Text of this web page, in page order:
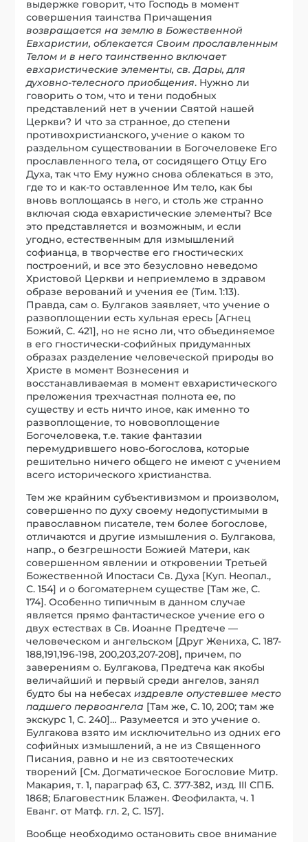
выдержке говорит, что Господь в момент
совершения таинства Причащения
возвращается на землю в Божественной
Евхаристии, облекается Своим прославленным
Телом и в него таинственно включает
евхаристические элементы, св. Дары, для
духовно-телесного приобщения. Нужно ли
говорить о том, что и тени подобных
представлений нет в учении Святой нашей
Церкви? И что за странное, до степени
противохристианского, учение о каком то
раздельном существовании в Богочеловеке Его
прославленного тела, от сосидящего Отцу Его
Духа, так что Ему нужно снова облекаться в это,
где то и как-то оставленное Им тело, как бы
вновь воплощаясь в него, и столь же странно
включая сюда евхаристические элементы? Все
это представляется и возможным, и если
угодно, естественным для измышлений
софианца, в творчестве его гностических
построений, и все это безусловно неведомо
Христовой Церкви и неприемлемо в здравом
образе верований и учения ее (Тим. 1:13).
Правда, сам о. Булгаков заявляет, что учение о
развоплощении есть хульная ересь [Агнец
Божий, С. 421], но не ясно ли, что объединяемое
в его гностически-софийных придуманных
образах разделение человеческой природы во
Христе в момент Вознесения и
восстанавливаемая в момент евхаристического
преложения трехчастная полнота ее, по
существу и есть ничто иное, как именно то
развоплощение, то нововоплощение
Богочеловека, т.е. такие фантазии
перемудрившего ново-богослова, которые
решительно ничего общего не имеют с учением
всего исторического христианства.
Тем же крайним субъективизмом и произволом,
совершенно по духу своему недопустимыми в
православном писателе, тем более богослове,
отличаются и другие измышления о. Булгакова,
напр., о безгрешности Божией Матери, как
совершенном явлении и откровении Третьей
Божественной Ипостаси Св. Духа [Куп. Неопал.,
С. 154] и о богоматернем существе [Там же, С.
174]. Особенно типичным в данном случае
является прямо фантастическое учение его о
двух естествах в Св. Иоанне Предтече —
человеческом и ангельском [Друг Жениха, С. 187-
188,191,196-198, 200,203,207-208], причем, по
заверениям о. Булгакова, Предтеча как якобы
величайший и первый среди ангелов, занял
будто бы на небесахиздревле опустевшее место
падшего первоангела [Там же, С. 10, 200; там же
экскурс 1, С. 240]… Разумеется и это учение о.
Булгакова взято им исключительно из одних его
софийных измышлений, а не из Священного
Писания, равно и не из святоотеческих
творений [См. Догматическое Богословие Митр.
Макария, т. 1, параграф 63, С. 377-382, изд. III СПБ.
1868; Благовестник Блажен. Феофилакта, ч. 1
Еванг. от Матф. гл. 2, С. 157].
Вообще необходимо остановить свое внимание